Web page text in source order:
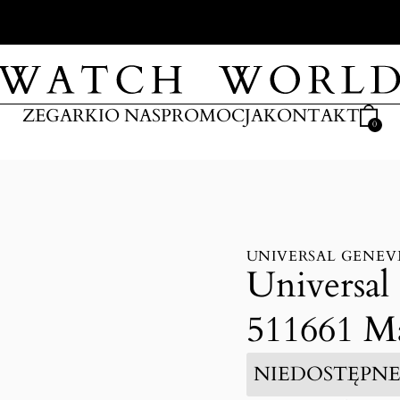
ZEGARKIO NASPROMOCJAKONTAKT 0
UNIVERSAL
Universal
511661
NIEDOSTĘPNE